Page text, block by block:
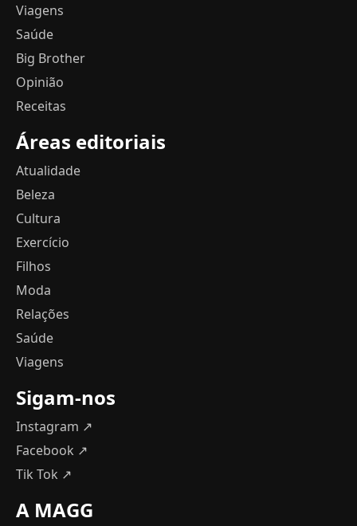
Viagens
Saúde
Big Brother
Opinião
Receitas
Áreas editoriais
Atualidade
Beleza
Cultura
Exercício
Filhos
Moda
Relações
Saúde
Viagens
Sigam-nos
Instagram ↗
Facebook ↗
Tik Tok ↗
A MAGG